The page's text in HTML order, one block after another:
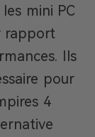
mini PC
rapport
Ils
pour
4